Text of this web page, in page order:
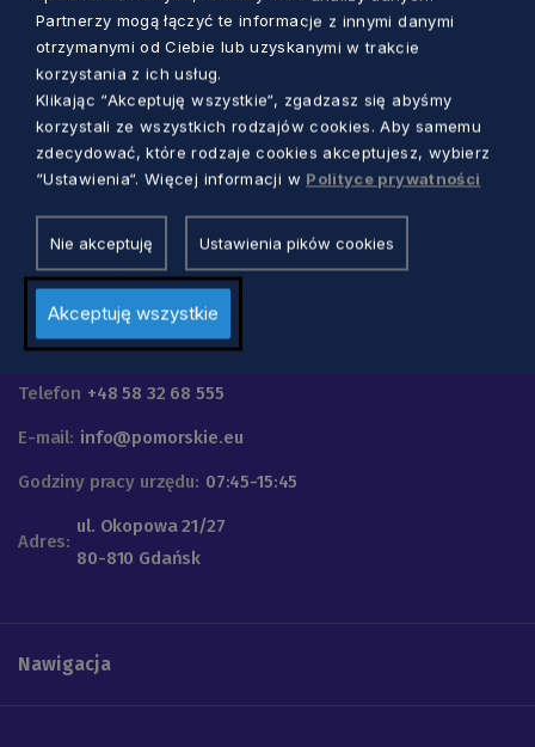
Urząd Marszałkowski
Województwa Pomorskiego
Telefon +48 58 32 68 555
E-mail: info@pomorskie.eu
Godziny pracy urzędu: 07:45-15:45
Adres:
ul. Okopowa 21/27
80-810 Gdańsk
Nawigacja
Partnerzy mogą łączyć te informacje z innymi danymi
otrzymanymi od Ciebie lub uzyskanymi w trakcie
korzystania z ich usług.
Klikając “Akceptuję wszystkie“, zgadzasz się abyśmy
korzystali ze wszystkich rodzajów cookies. Aby samemu
zdecydować, które rodzaje cookies akceptujesz, wybierz
“Ustawienia“. Więcej informacji w Polityce prywatności
Nie akceptuję Ustawienia pików cookies
Akceptuję wszystkie